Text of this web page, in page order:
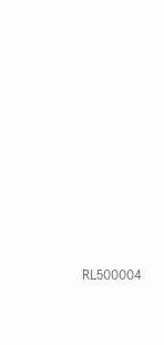
RL500004